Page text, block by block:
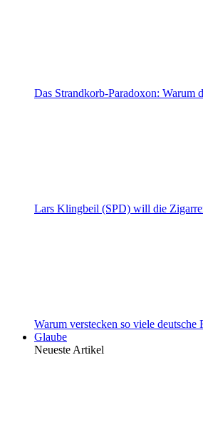
Das Strandkorb-Paradoxon: Warum
Lars Klingbeil (SPD) will die
Warum verstecken so viele
Glaube
Neueste Artikel